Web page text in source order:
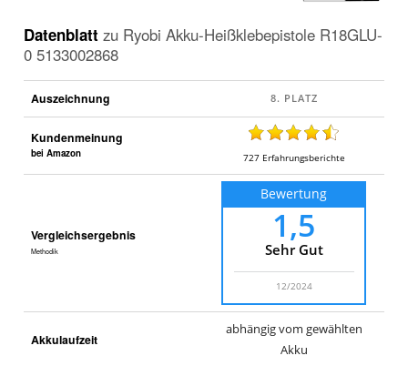
Datenblatt zu Ryobi Akku-Heißklebepistole R18GLU-
0 5133002868
Auszeichnung
Kundenmeinung
bei Amazon 727 Erfahrungsberichte
Vergleichsergebnis
Methodik
Bewertung
1,5
Sehr Gut
12/2024
Akkulaufzeit
abhängig vom gewählten
Akku